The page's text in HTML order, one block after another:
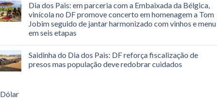
Dia dos Pais: em parceria com a Embaixada da Bélgica,
vinícola no DF promove concerto em homenagem a Tom
Jobim seguido de jantar harmonizado com vinhos e menu
em seis etapas
Saidinha do Dia dos Pais: DF reforça fiscalização de
presos mas população deve redobrar cuidados
Dólar